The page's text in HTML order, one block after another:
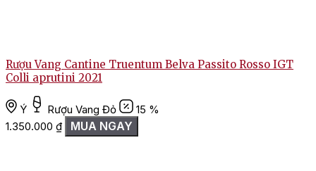
Rượu Vang Cantine Truentum Belva Passito Rosso IGT
Colli aprutini 2021
Ý Rượu Vang Đỏ
15 %
1.350.000 ₫ MUA NGAY